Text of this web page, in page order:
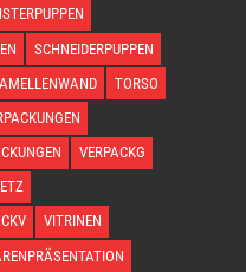
SCHNEIDERPUPPEN
TORSO
VERPACKG
VITRINEN